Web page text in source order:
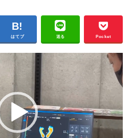
はてブ 送る Pocket